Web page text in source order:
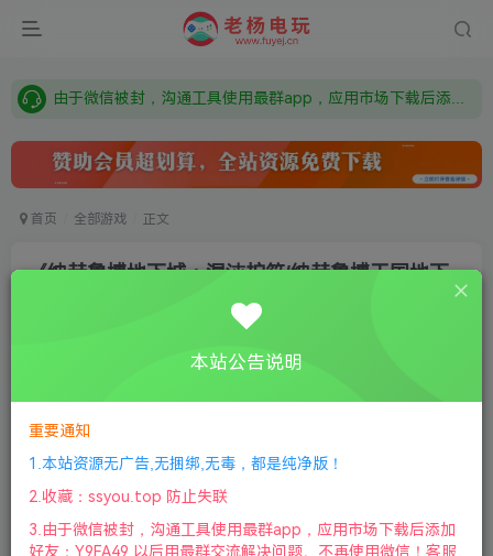
需要什么游戏请联系客服，若链接失效请联系客服，百度网盘边上的激活码也是解压密码
由于微信被封，沟通工具使用最群app，应用市场下载后添加好友：Y9FA49 以后用最群交流解决问题。不再使用微信！
首页 全部游戏 正文
《纳赫鲁博地下城：混沌护符/纳赫鲁博王国地下
城：混沌护符》The Dungeon Of Naheulbeuk:
①下载安装教程 ②下载安装视频教程
库下载 ④
版本介绍：v1.5|整合Back To The Futon DLC|容量9.7GB|
本站公告说明
重要通知
1.本站资源无广告,无捆绑,无毒，都是纯净版！
2.收藏：ssyou.top 防止失联
3.由于微信被封，沟通工具使用最群app，应用市场下载后添加
好友：Y9FA49 以后用最群交流解决问题。不再使用微信！客服